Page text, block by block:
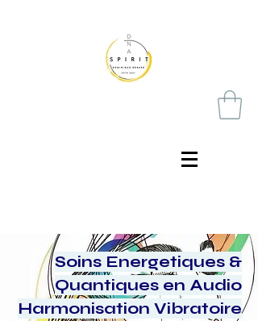
Soins Energetiques &
Quantiques en Audio
Harmonisation Vibratoire